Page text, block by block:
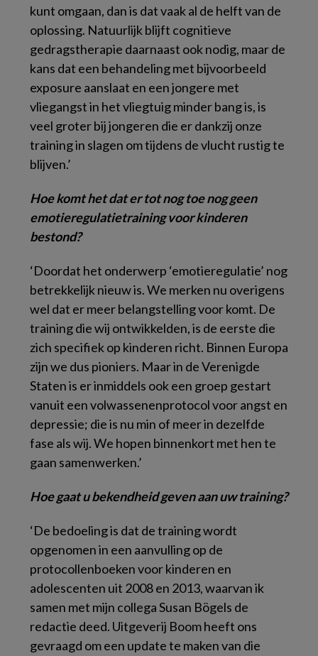
kunt omgaan, dan is dat vaak al de helft van de
oplossing. Natuurlijk blijft cognitieve
gedragstherapie daarnaast ook nodig, maar de
kans dat een behandeling met bijvoorbeeld
exposure aanslaat en een jongere met
vliegangst in het vliegtuig minder bang is, is
veel groter bij jongeren die er dankzij onze
training in slagen om tijdens de vlucht rustig te
blijven.’
Hoe komt het dat er tot nog toe nog geen
emotieregulatietraining voor kinderen
bestond?
‘Doordat het onderwerp ‘emotieregulatie’ nog
betrekkelijk nieuw is. We merken nu overigens
wel dat er meer belangstelling voor komt. De
training die wij ontwikkelden, is de eerste die
zich specifiek op kinderen richt. Binnen Europa
zijn we dus pioniers. Maar in de Verenigde
Staten is er inmiddels ook een groep gestart
vanuit een volwassenenprotocol voor angst en
depressie; die is nu min of meer in dezelfde
fase als wij. We hopen binnenkort met hen te
gaan samenwerken.’
Hoe gaat u bekendheid geven aan uw training?
‘De bedoeling is dat de training wordt
opgenomen in een aanvulling op de
protocollenboeken voor kinderen en
adolescenten uit 2008 en 2013, waarvan ik
samen met mijn collega Susan Bögels de
redactie deed. Uitgeverij Boom heeft ons
gevraagd om een update te maken van die